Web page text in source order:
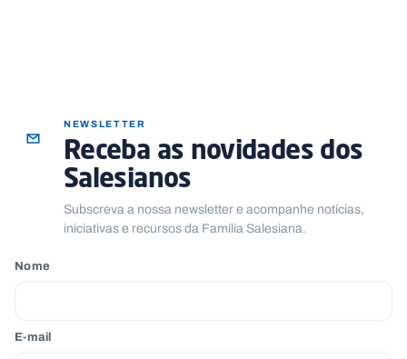
NEWSLETTER
Receba as novidades dos
Salesianos
Subscreva a nossa newsletter e acompanhe notícias,
iniciativas e recursos da Família Salesiana.
Nome
E-mail